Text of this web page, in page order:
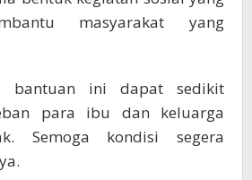
masyarakat yang
bantuan ini dapat sedikit
para ibu dan keluarga
Semoga kondisi segera